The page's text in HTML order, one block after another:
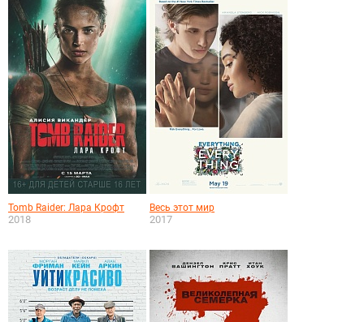
Tomb Raider: Лара Крофт
2018
Весь этот мир
2017